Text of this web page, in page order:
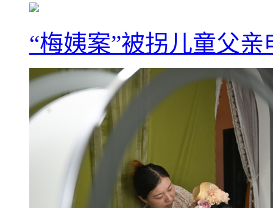
“梅姨案”被拐儿童父